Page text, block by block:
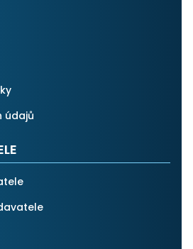
údajů